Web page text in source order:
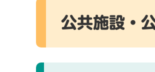
本
公共施設・